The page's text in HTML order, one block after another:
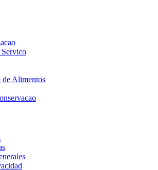
Servico
de Alimentos